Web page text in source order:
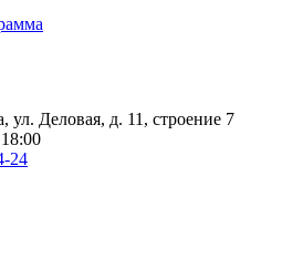
ул. Деловая, д. 11, строение 7
24